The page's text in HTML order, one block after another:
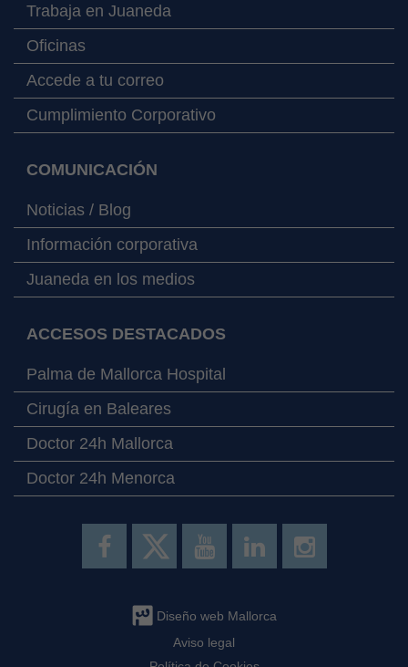
Trabaja en Juaneda
Oficinas
Accede a tu correo
Cumplimiento Corporativo
COMUNICACIÓN
Noticias / Blog
Información corporativa
Juaneda en los medios
ACCESOS DESTACADOS
Palma de Mallorca Hospital
Cirugía en Baleares
Doctor 24h Mallorca
Doctor 24h Menorca
Diseño web Mallorca
Aviso legal